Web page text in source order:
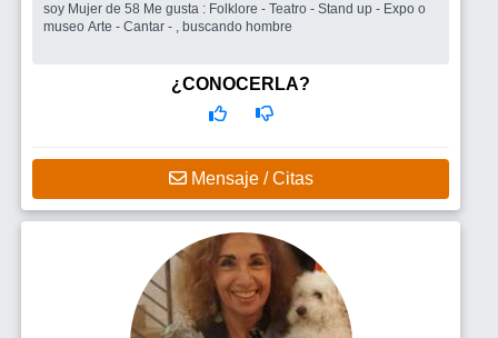
soy Mujer de 58 Me gusta : Folklore - Teatro - Stand up - Expo o
museo Arte - Cantar - , buscando hombre
¿CONOCERLA?
Mensaje / Citas